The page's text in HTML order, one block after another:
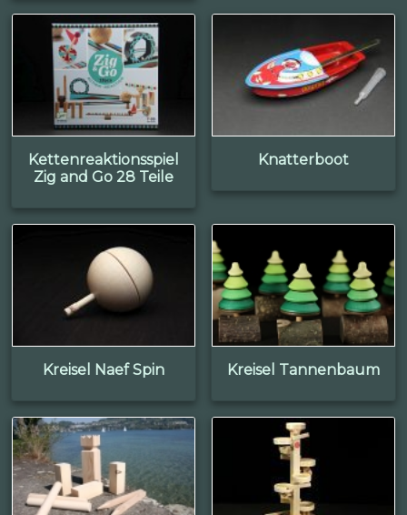
Kettenreaktionsspiel
Zig and Go 28 Teile
Knatterboot
Kreisel Naef Spin Kreisel Tannenbaum